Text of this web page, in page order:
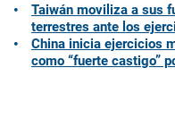
Taiwán moviliza a sus
terrestres ante los
China inicia ejercicios
como “fuerte castigo”